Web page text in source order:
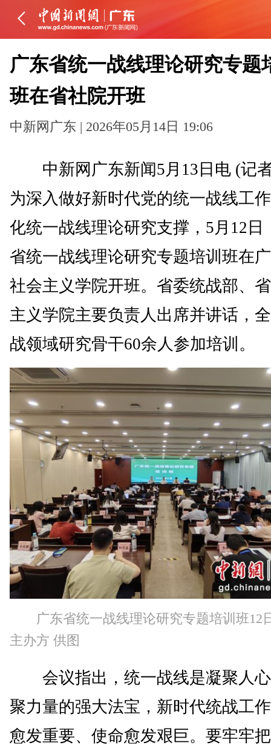
广东省统一战线理论研究专题
班在省社院开班
中新网广东 | 2026年05月14日 19:06
中新网广东新闻5月13日电 (记
为深入做好新时代党的统一战线工
化统一战线理论研究支撑，5月12日
省统一战线理论研究专题培训班在
社会主义学院开班。省委统战部、
主义学院主要负责人出席并讲话，
战领域研究骨干60余人参加培训。
广东省统一战线理论研究专题培训班12
主办方 供图
会议指出，统一战线是凝聚人
聚力量的强大法宝，新时代统战工
愈发重要、使命愈发艰巨。要牢牢